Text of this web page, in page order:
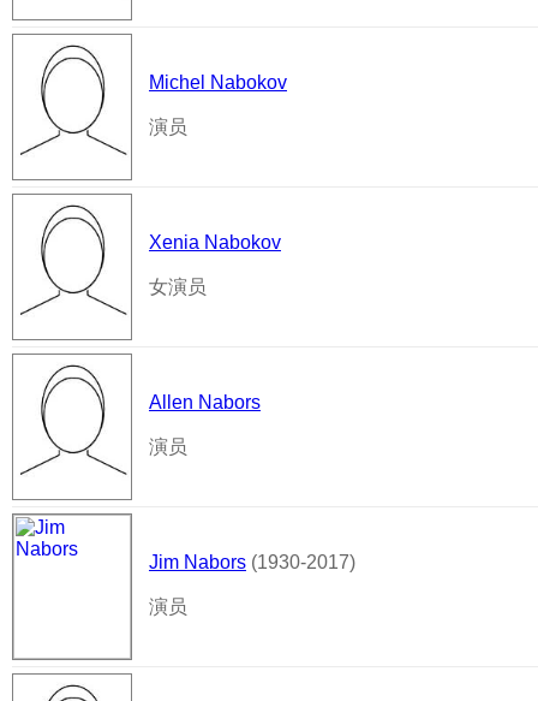
Michel Nabokov
演员
Xenia Nabokov
女演员
Allen Nabors
演员
Jim Nabors (1930-2017)
演员